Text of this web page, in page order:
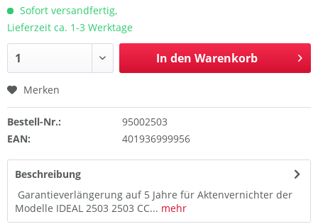
Sofort versandfertig,
Lieferzeit ca. 1-3 Werktage
In den Warenkorb
Merken
Bestell-Nr.:
95002503
EAN:
401936999956
Beschreibung
Garantieverlängerung auf 5 Jahre für Aktenvernichter der
Modelle IDEAL 2503 2503 CC... mehr